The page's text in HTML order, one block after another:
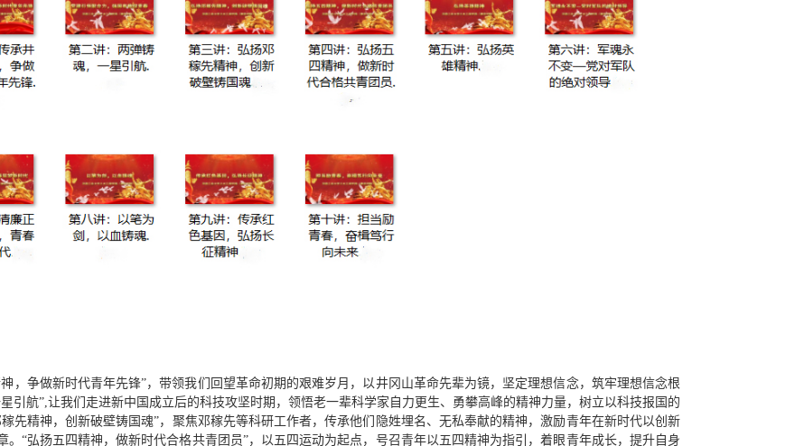
，争做新时代青年先锋”，带领我们回望革命初期的艰难岁月， 以 井冈山革命先辈为镜，坚定理想信念， 筑牢理想信念根
引航” 让我们走进新中国成立后的科技攻坚时期， 领悟老一辈科学家自力更生、勇攀高峰的精神力量， 树立以科技报国 的
先精神，创新破壁铸国魂”， 聚焦邓稼先等科研工作者，传承他们隐姓埋名、无私奉献的精神，激励青年在新时代以创新
。 “弘扬五四精神，做新时代合格共青团员”， 以五四运动为起点，号召青年以五四精神为指引，着眼青年成长，提升自身